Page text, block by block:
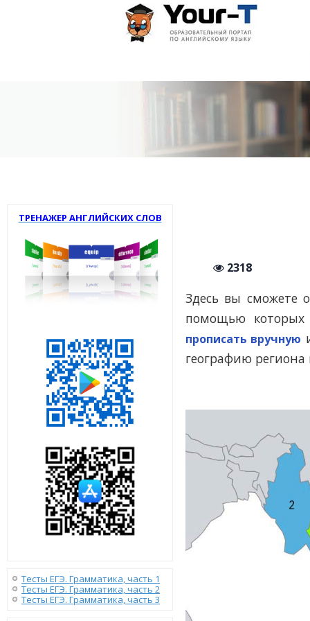
ТРЕНАЖЕР АНГЛИЙСКИХ СЛОВ
Тесты ЕГЭ. Грамматика, часть 1
Тесты ЕГЭ. Грамматика, часть 2
Тесты ЕГЭ. Грамматика, часть 3
2318
Здесь вы сможете
помощью
прописать вручную
географию региона